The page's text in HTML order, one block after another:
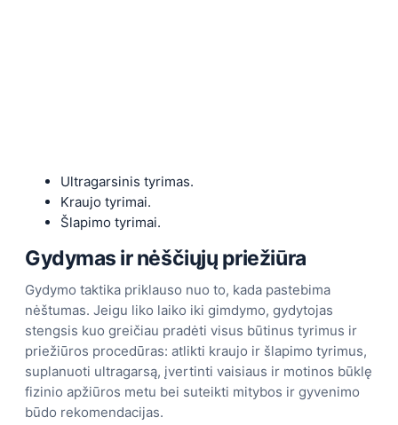
Ultragarsinis tyrimas.
Kraujo tyrimai.
Šlapimo tyrimai.
Gydymas ir nėščiųjų priežiūra
Gydymo taktika priklauso nuo to, kada pastebima
nėštumas. Jeigu liko laiko iki gimdymo, gydytojas
stengsis kuo greičiau pradėti visus būtinus tyrimus ir
priežiūros procedūras: atlikti kraujo ir šlapimo tyrimus,
suplanuoti ultragarsą, įvertinti vaisiaus ir motinos būklę
fizinio apžiūros metu bei suteikti mitybos ir gyvenimo
būdo rekomendacijas.